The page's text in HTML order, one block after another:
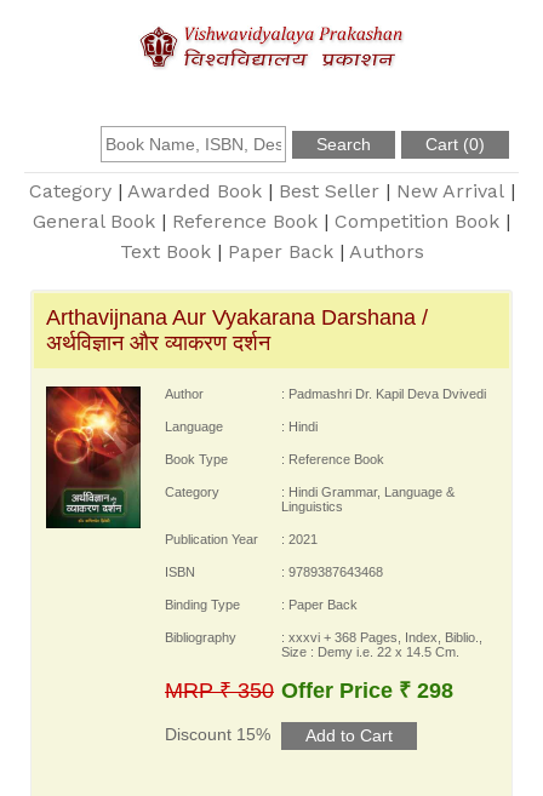
Founder
Catalogue
Query
Contact Us
Register
Login
Category| Awarded Book| Best Seller| New Arrival|
General Book | Reference Book | Competition Book |
Text Book| Paper Back| Authors
Arthavijnana Aur Vyakarana Darshana /
अर्थविज्ञान और व्याकरण दर्शन
Author : Padmashri Dr. Kapil Deva Dvivedi
Language : Hindi
Book Type : Reference Book
Category
: Hindi Grammar, Language &
Linguistics
Publication Year : 2021
ISBN : 9789387643468
Binding Type : Paper Back
Bibliography
: xxxvi + 368 Pages, Index, Biblio.,
Size : Demy i.e. 22 x 14.5 Cm.
MRP ₹ 350
Discount 15%
Offer Price ₹ 298